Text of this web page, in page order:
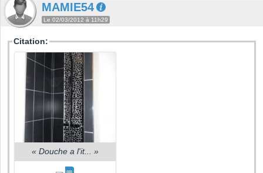
MAMIE54
Le 02/03/2012 à 11h29
Citation:
« Douche a l'it... »